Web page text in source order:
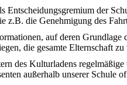
Entscheidungsgremium der
z.B. die Genehmigung des
auf deren Grundlage
die gesamte Elternschaft
des Kulturladens
außerhalb unserer Schule